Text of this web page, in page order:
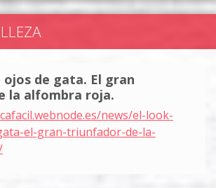
de gata. El gran
la alfombra roja.
news/el-look-
el-gran-triunfador-de-la-